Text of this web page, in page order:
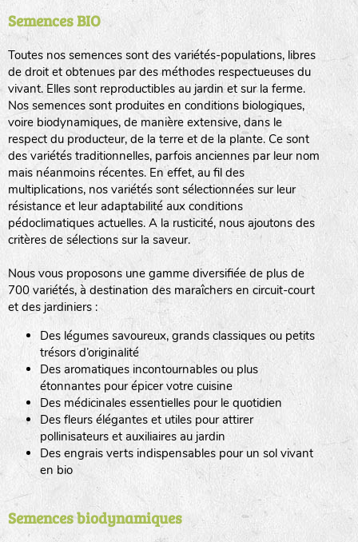
Semences BIO
Toutes nos semences sont des variétés-populations, libres
de droit et obtenues par des méthodes respectueuses du
vivant. Elles sont reproductibles au jardin et sur la ferme.
Nos semences sont produites en conditions biologiques,
voire biodynamiques, de manière extensive, dans le
respect du producteur, de la terre et de la plante. Ce sont
des variétés traditionnelles, parfois anciennes par leur nom
mais néanmoins récentes. En effet, au fil des
multiplications, nos variétés sont sélectionnées sur leur
résistance et leur adaptabilité aux conditions
pédoclimatiques actuelles. A la rusticité, nous ajoutons des
critères de sélections sur la saveur.
Nous vous proposons une gamme diversifiée de plus de
700 variétés, à destination des maraîchers en circuit-court
et des jardiniers :
Des légumes savoureux, grands classiques ou petits
trésors d’originalité
Des aromatiques incontournables ou plus
étonnantes pour épicer votre cuisine
Des médicinales essentielles pour le quotidien
Des fleurs élégantes et utiles pour attirer
pollinisateurs et auxiliaires au jardin
Des engrais verts indispensables pour un sol vivant
en bio
Semences biodynamiques
haies
zone sauvage
tas de compost
fleurs
animaux domestiques
animaux sauvages